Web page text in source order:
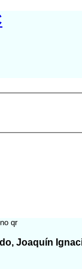
Joaquín